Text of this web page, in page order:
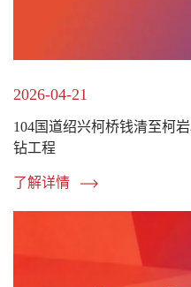
2026-04-21
104国道绍兴柯桥钱清至柯
钻工程
了解详情